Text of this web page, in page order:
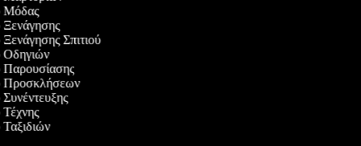
Μόδας
Ξενάγησης
Ξενάγησης Σπιτιού
Οδηγιών
Παρουσίασης
Προσκλήσεων
Συνέντευξης
Τέχνης
Ταξιδιών